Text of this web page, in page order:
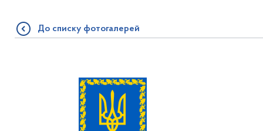
До списку фотогалерей